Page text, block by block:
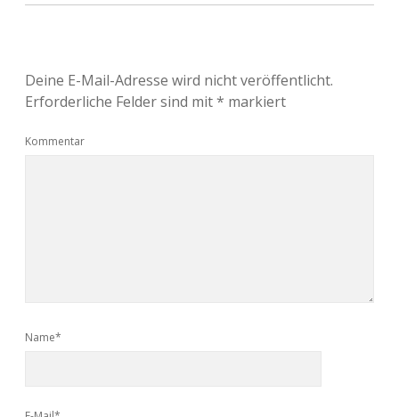
Deine E-Mail-Adresse wird nicht veröffentlicht.
Erforderliche Felder sind mit* markiert
Kommentar
Name*